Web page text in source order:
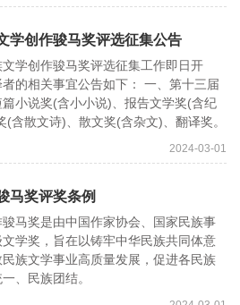
学创作骏马奖评选征集公告
创作骏马奖评选征集工作即日开
的相关事宜公告如下： 一、第十三届
小说奖(含小小说)、报告文学奖(含纪
含散文诗)、散文奖(含杂文)、翻译奖。
2024-03-01
马奖评奖条例
奖是由中国作家协会、国家民族事
学奖，旨在以铸牢中华民族共同体意
族文学事业高质量发展，促进各民族
、民族团结。